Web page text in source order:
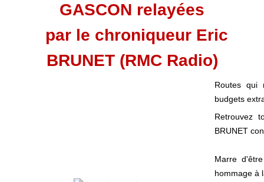
GASCON relayées
par le chroniqueur Eric
BRUNET (RMC Radio)
Routes qui
budgets
Retrouvez
BRUNET
Marre
hommage à